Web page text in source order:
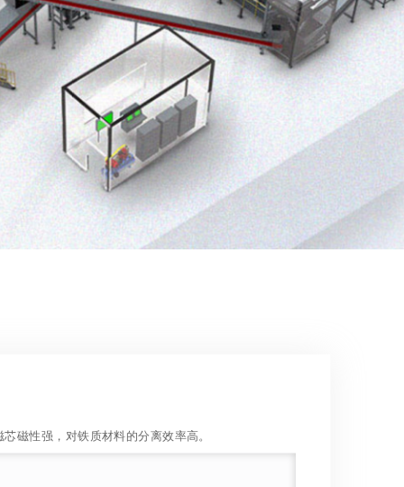
磁性强，对铁质材料的分离效率高。